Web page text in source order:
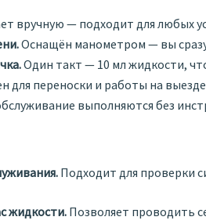
вручную — подходит для любых
Оснащён манометром — вы
Один такт — 10 мл жидкости,
для переноски и работы на
выполняются без
Подходит для проверки
жидкости.Позволяет проводить